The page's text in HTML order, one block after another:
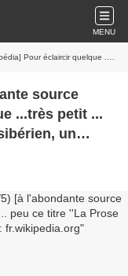
MENU
du Transsibérien, un poème simultané'' Lien : fr.wikipedia.org
source
...très petit ...
un